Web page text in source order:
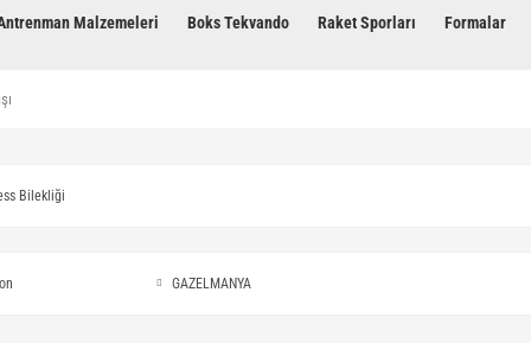
Malzemeleri Boks Tekvando Raket Sporları Formalar
Bilekliği
GAZELMANYA